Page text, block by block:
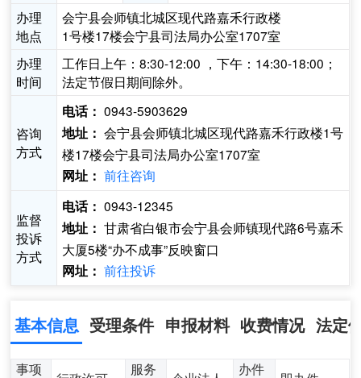
办理
地点
会宁县会师镇北城区现代路嘉禾行政楼
1号楼17楼会宁县司法局办公室1707室
办理
时间
工作日上午：8:30-12:00 ，下午：14:30-18:00；
法定节假日期间除外。
咨询
方式
电话： 0943-5903629
地址： 会宁县会师镇北城区现代路嘉禾行政楼1号
楼17楼会宁县司法局办公室1707室
网址： 前往咨询
监督
投诉
方式
电话： 0943-12345
地址： 甘肃省白银市会宁县会师镇现代路6号嘉禾
大厦5楼“办不成事”反映窗口
网址： 前往投诉
基本信息 受理条件 申报材料 收费情况 法定
事项
服务
办件